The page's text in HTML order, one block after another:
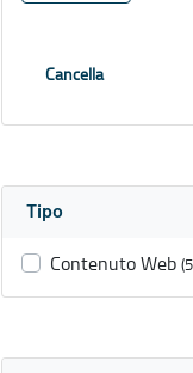
Cancella
Tipo
Contenuto Web